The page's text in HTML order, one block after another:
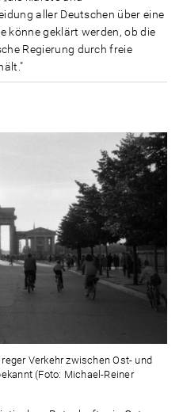
aller Deutschen über eine
könne geklärt werden, ob die
Regierung durch freie
Verkehr zwischen Ost- und
(Foto: Michael-Reiner